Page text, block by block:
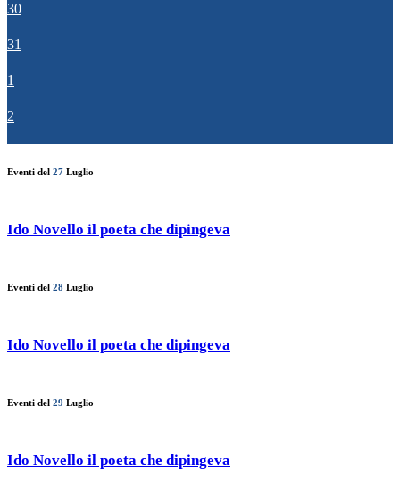
30
31
1
2
Eventi del 27 Luglio
Ido Novello il poeta che dipingeva
Eventi del 28 Luglio
Ido Novello il poeta che dipingeva
Eventi del 29 Luglio
Ido Novello il poeta che dipingeva